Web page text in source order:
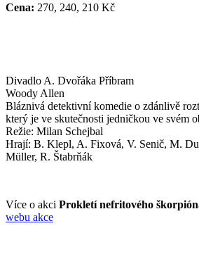
Cena: 270, 240, 210 Kč
Divadlo A. Dvořáka Příbram
Woody Allen
Bláznivá detektivní komedie o zdánlivě
který je ve skutečnosti jedničkou ve svém
Režie: Milan Schejbal
Hrají: B. Klepl, A. Fixová, V. Senič, M.
Müller, R. Štabrňák
Více o akci Prokletí nefritového
webu akce